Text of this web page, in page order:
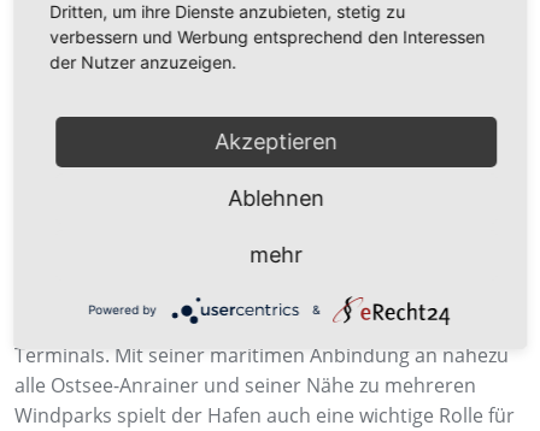
November 2026 wird schließlich mit der landseitigen
Erschließung, der Oberflächenbefestigung und der
Elektrotechnik begonnen. Die Gesamtfertigstellung und
Ende März 2027 geplant.
Der Mukran Port auf Rügen erstreckt sich über knapp
430 Hektar und bietet 22 Liegeplätze sowie moderne
Fähr-, Eisenbahn-, Multipurpose- und Offshore-
Terminals. Mit seiner maritimen Anbindung an nahezu
alle Ostsee-Anrainer und seiner Nähe zu mehreren
Windparks spielt der Hafen auch eine wichtige Rolle für
Dritten, um ihre Dienste anzubieten, stetig zu
verbessern und Werbung entsprechend den Interessen
der Nutzer anzuzeigen.
Akzeptieren
Ablehnen
mehr
Powered by &